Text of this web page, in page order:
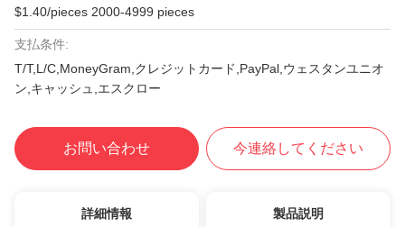
$1.40/pieces 2000-4999 pieces
支払条件:
T/T,L/C,MoneyGram,クレジットカード,PayPal,ウェスタンユニオ
ン,キャッシュ,エスクロー
お問い合わせ 今連絡してください
詳細情報 製品説明